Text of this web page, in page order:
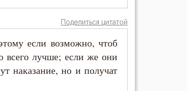
Поделиться цитатой
если возможно, чтоб
всего лучше; если же они
наказание, но и получат